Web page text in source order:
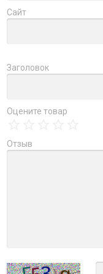
Сайт
Заголовок
Оцените товар
Отзыв